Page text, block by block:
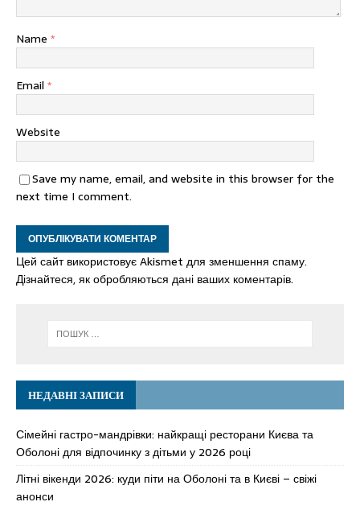
Name *
Email *
Website
Save my name, email, and website in this browser for the
next time I comment.
Цей сайт використовує Akismet для зменшення спаму.
Дізнайтеся, як обробляються дані ваших коментарів.
НЕДАВНІ ЗАПИСИ
Сімейні гастро-мандрівки: найкращі ресторани Києва та
Оболоні для відпочинку з дітьми у 2026 році
Літні вікенди 2026: куди піти на Оболоні та в Києві – свіжі
анонси